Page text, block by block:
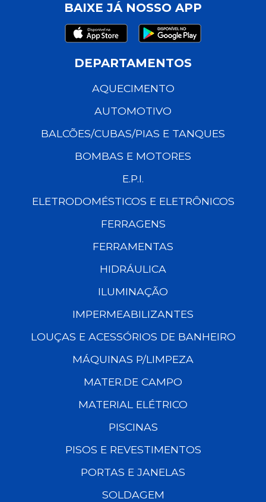
BAIXE JÁ NOSSO APP
DEPARTAMENTOS
AQUECIMENTO
AUTOMOTIVO
BALCÕES/CUBAS/PIAS E TANQUES
BOMBAS E MOTORES
E.P.I.
ELETRODOMÉSTICOS E ELETRÔNICOS
FERRAGENS
FERRAMENTAS
HIDRÁULICA
ILUMINAÇÃO
IMPERMEABILIZANTES
LOUÇAS E ACESSÓRIOS DE BANHEIRO
MÁQUINAS P/LIMPEZA
MATER.DE CAMPO
MATERIAL ELÉTRICO
PISCINAS
PISOS E REVESTIMENTOS
PORTAS E JANELAS
SOLDAGEM